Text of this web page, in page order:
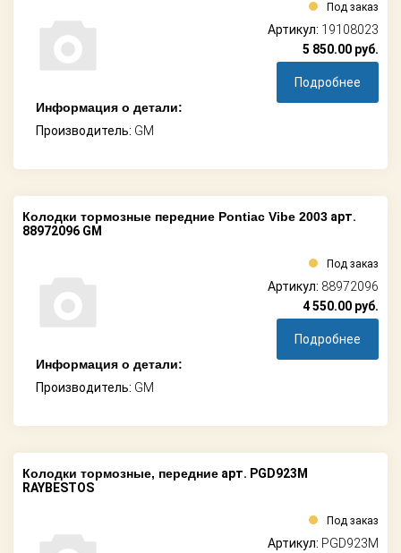
Информация о детали:
Производитель: GM
Под заказ
Артикул: 19108023
5 850.00 руб.
Подробнее
Колодки тормозные передние Pontiac Vibe 2003 арт.
88972096 GM
Информация о детали:
Производитель: GM
Под заказ
Артикул: 88972096
4 550.00 руб.
Подробнее
Колодки тормозные, передние арт. PGD923M
RAYBESTOS
Под заказ
Артикул: PGD923M